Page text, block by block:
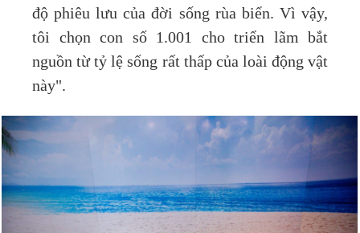
độ phiêu lưu của đời sống rùa biển. Vì vậy,
tôi chọn con số 1.001 cho triển lãm bắt
nguồn từ tỷ lệ sống rất thấp của loài động vật
này".